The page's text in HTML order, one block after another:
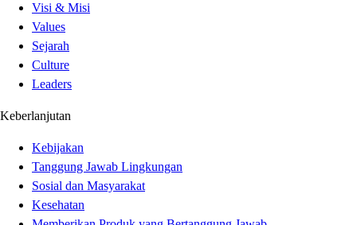
Visi & Misi
Values
Sejarah
Culture
Leaders
Keberlanjutan
Kebijakan
Tanggung Jawab Lingkungan
Sosial dan Masyarakat
Kesehatan